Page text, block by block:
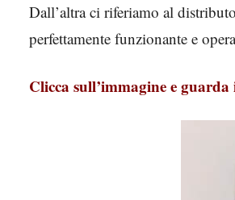
Dall’altra ci riferiamo al
perfettamente funzionante e
Clicca sull’immagine e